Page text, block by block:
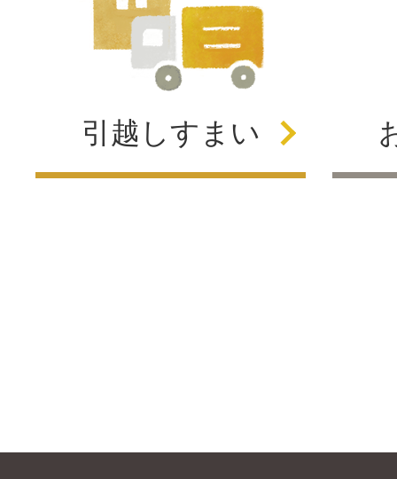
引越しすまい